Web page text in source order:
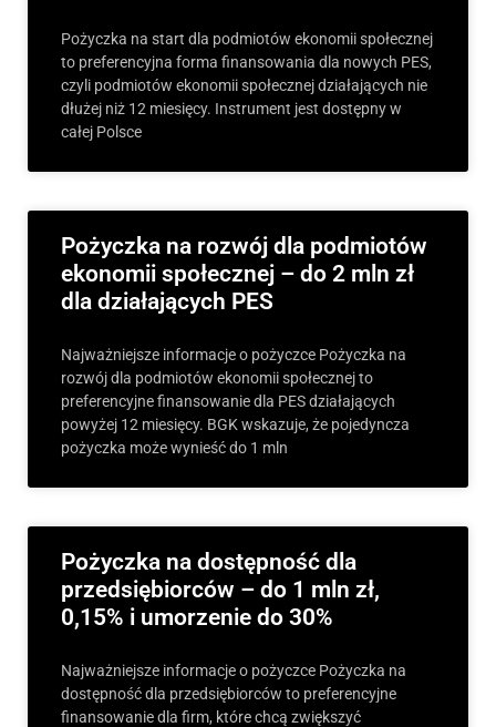
Pożyczka na start dla podmiotów ekonomii społecznej
to preferencyjna forma finansowania dla nowych PES,
czyli podmiotów ekonomii społecznej działających nie
dłużej niż 12 miesięcy. Instrument jest dostępny w
całej Polsce
Pożyczka na rozwój dla podmiotów
ekonomii społecznej – do 2 mln zł
dla działających PES
Najważniejsze informacje o pożyczce Pożyczka na
rozwój dla podmiotów ekonomii społecznej to
preferencyjne finansowanie dla PES działających
powyżej 12 miesięcy. BGK wskazuje, że pojedyncza
pożyczka może wynieść do 1 mln
Pożyczka na dostępność dla
przedsiębiorców – do 1 mln zł,
0,15% i umorzenie do 30%
Najważniejsze informacje o pożyczce Pożyczka na
dostępność dla przedsiębiorców to preferencyjne
finansowanie dla firm, które chcą zwiększyć